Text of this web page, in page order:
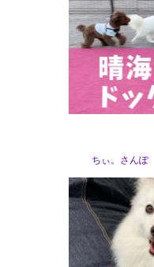
ちぃ。さんぽ